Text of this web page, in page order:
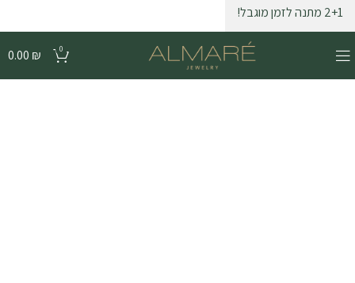
0
0.00 ₪
2+1 מתנה לזמן מוגבל!